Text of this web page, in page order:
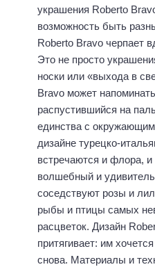
украшения Roberto
возможность быть
Roberto Bravo черпает
Это не просто
носки или «выхода в
Bravo может
распустившийся на
единства с
дизайне турецко-
встречаются и флора,
волшебный и
соседствуют розы и
рыбы и птицы самых
расцветок. Дизайн
притягивает: им
снова. Материалы и